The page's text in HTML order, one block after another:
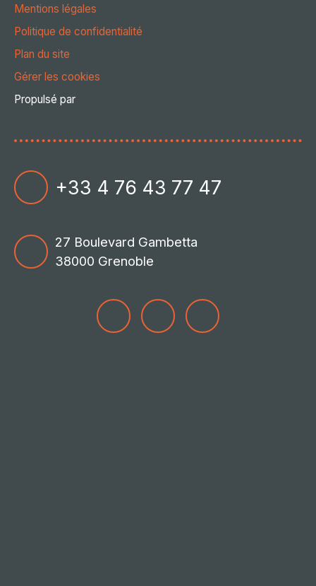
Mentions légales
Politique de confidentialité
Plan du site
Gérer les cookies
Propulsé par
+33 4 76 43 77 47
27 Boulevard Gambetta
38000 Grenoble